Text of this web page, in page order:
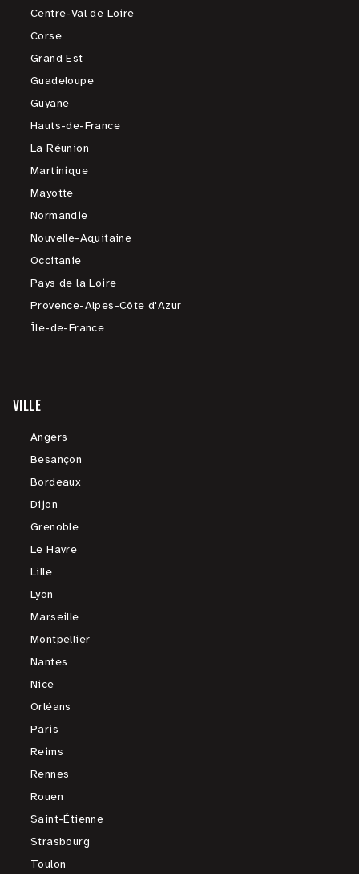
Centre-Val de Loire
Corse
Grand Est
Guadeloupe
Guyane
Hauts-de-France
La Réunion
Martinique
Mayotte
Normandie
Nouvelle-Aquitaine
Occitanie
Pays de la Loire
Provence-Alpes-Côte d'Azur
Île-de-France
VILLE
Angers
Besançon
Bordeaux
Dijon
Grenoble
Le Havre
Lille
Lyon
Marseille
Montpellier
Nantes
Nice
Orléans
Paris
Reims
Rennes
Rouen
Saint-Étienne
Strasbourg
Toulon